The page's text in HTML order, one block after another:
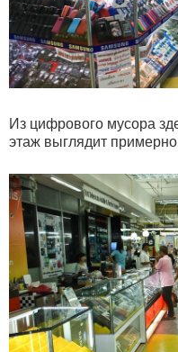
Из цифрового мусора
этаж выглядит примерно